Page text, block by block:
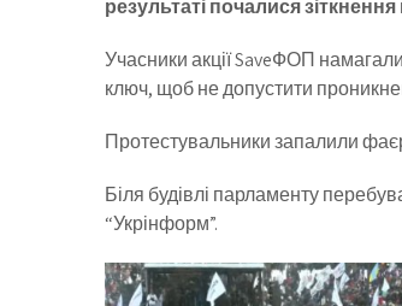
результаті почалися
Учасники акції SaveФОП
ключ, щоб не допустити
Протестувальники запалили
Біля будівлі парламенту
“Укрінформ”.